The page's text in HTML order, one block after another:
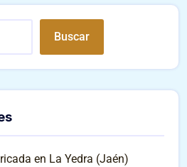
Buscar
en La Yedra (Jaén)